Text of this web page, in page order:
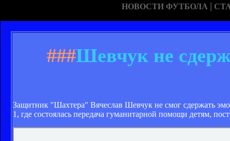
НОВОСТИ ФУТБОЛА |
###Шевчук не
Защитник "Шахтера" Вячеслав Шевчук не смог сдержать
1, где состоялась передача гуманитарной помощи детям,